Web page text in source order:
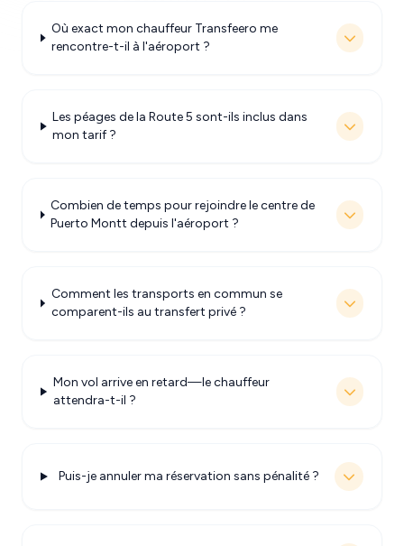
Où exact mon chauffeur Transfeero me
rencontre-t-il à l'aéroport ?
Les péages de la Route 5 sont-ils inclus dans
mon tarif ?
Combien de temps pour rejoindre le centre de
Puerto Montt depuis l'aéroport ?
Comment les transports en commun se
comparent-ils au transfert privé ?
Mon vol arrive en retard—le chauffeur
attendra-t-il ?
Puis-je annuler ma réservation sans pénalité ?